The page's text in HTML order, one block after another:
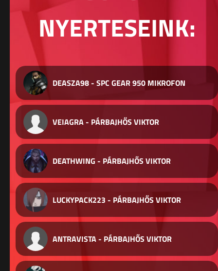
NYERTESEINK:
DEASZA98 - SPC GEAR 950 MIKROFON
VEIAGRA - PÁRBAJHŐS VIKTOR
DEATHWING - PÁRBAJHŐS VIKTOR
LUCKYPACK223 - PÁRBAJHŐS VIKTOR
ANTRAVISTA - PÁRBAJHŐS VIKTOR